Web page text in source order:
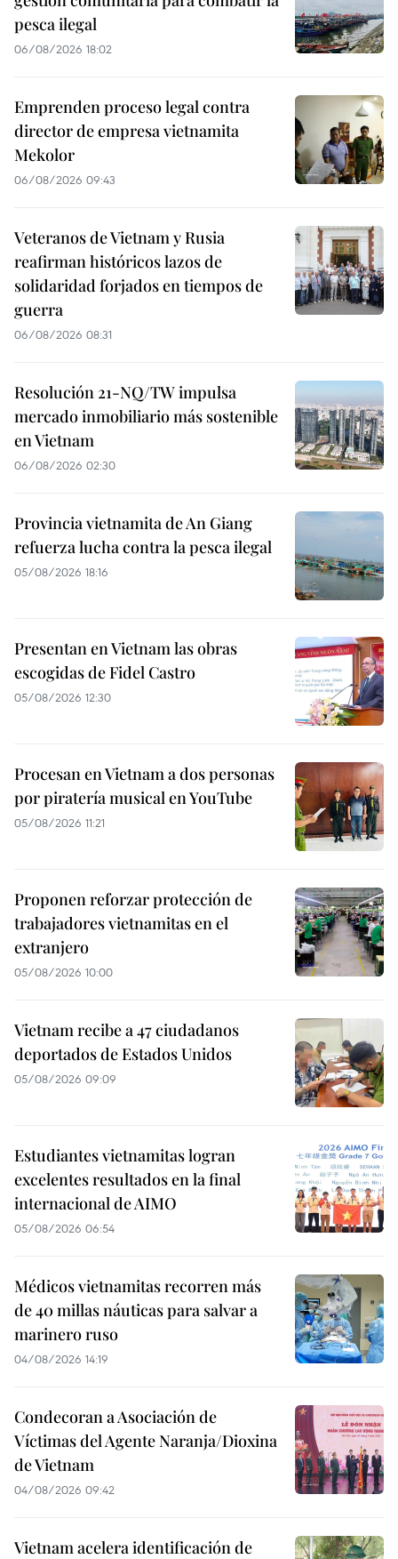
pesca ilegal
06/08/2026 18:02
Emprenden proceso legal contra
director de empresa vietnamita
Mekolor
06/08/2026 09:43
Veteranos de Vietnam y Rusia
reafirman históricos lazos de
solidaridad forjados en tiempos de
guerra
06/08/2026 08:31
Resolución 21-NQ/TW impulsa
mercado inmobiliario más sostenible
en Vietnam
06/08/2026 02:30
Provincia vietnamita de An Giang
refuerza lucha contra la pesca ilegal
05/08/2026 18:16
Presentan en Vietnam las obras
escogidas de Fidel Castro
05/08/2026 12:30
Procesan en Vietnam a dos personas
por piratería musical en YouTube
05/08/2026 11:21
Proponen reforzar protección de
trabajadores vietnamitas en el
extranjero
05/08/2026 10:00
Vietnam recibe a 47 ciudadanos
deportados de Estados Unidos
05/08/2026 09:09
Estudiantes vietnamitas logran
excelentes resultados en la final
internacional de AIMO
05/08/2026 06:54
Médicos vietnamitas recorren más
de 40 millas náuticas para salvar a
marinero ruso
04/08/2026 14:19
Condecoran a Asociación de
Víctimas del Agente Naranja/Dioxina
de Vietnam
04/08/2026 09:42
Vietnam acelera identificación de